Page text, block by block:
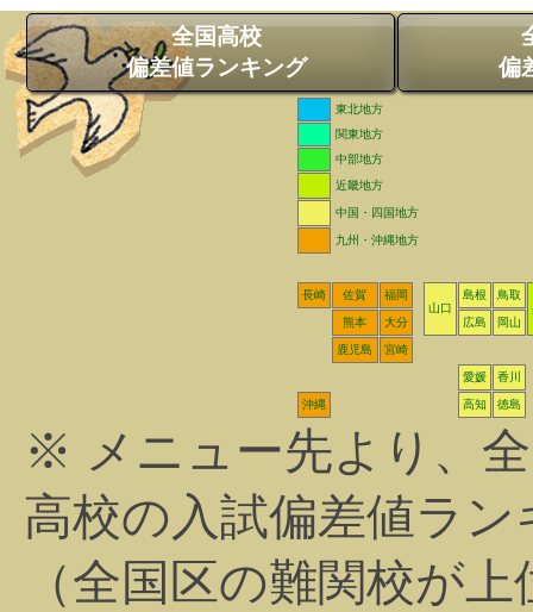
全国高校
偏差値ランキング
偏
東北地方
関東地方
中部地方
近畿地方
中国・四国地方
九州・沖縄地方
長崎 佐賀
福岡
山口
島根
鳥取
熊本
大分 広島 岡山
鹿児島 宮崎
愛媛 香川
沖縄 高知 徳島
※ メニュー先より、
高校の入試偏差値ラ
（全国区の難関校が